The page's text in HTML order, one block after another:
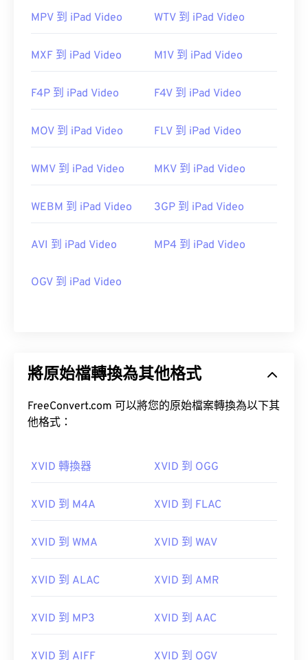
https://www.xvid.com/
MPV 到 iPad Video WTV 到 iPad Video
MXF 到 iPad Video M1V 到 iPad Video
F4P 到 iPad Video F4V 到 iPad Video
MOV 到 iPad Video FLV 到 iPad Video
WMV 到 iPad Video MKV 到 iPad Video
WEBM 到 iPad Video 3GP 到 iPad Video
AVI 到 iPad Video MP4 到 iPad Video
OGV 到 iPad Video
將原始檔轉換為其他格式
FreeConvert.com 可以將您的原始檔案轉換為以下其
他格式：
XVID 轉換器 XVID 到 OGG
XVID 到 M4A XVID 到 FLAC
XVID 到 WMA XVID 到 WAV
XVID 到 ALAC XVID 到 AMR
XVID 到 MP3 XVID 到 AAC
XVID 到 AIFF XVID 到 OGV